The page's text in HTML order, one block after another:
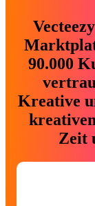
90.000
Kreative
Zeit